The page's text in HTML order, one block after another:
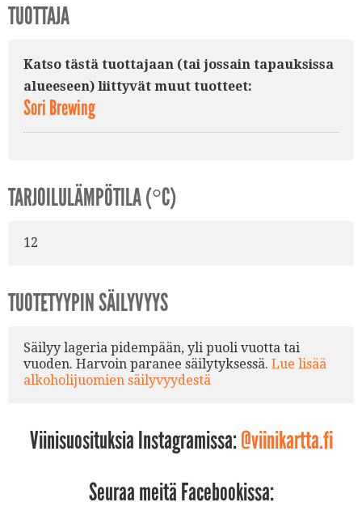
TUOTTAJA
Katso tästä tuottajaan (tai jossain tapauksissa
alueeseen) liittyvät muut tuotteet:
Sori Brewing
TARJOILULÄMPÖTILA (°C)
12
TUOTETYYPIN SÄILYVYYS
Säilyy lageria pidempään, yli puoli vuotta tai
vuoden. Harvoin paranee säilytyksessä. Lue lisää
alkoholijuomien säilyvyydestä
Viinisuosituksia Instagramissa:@viinikartta.fi
Seuraa meitä Facebookissa: